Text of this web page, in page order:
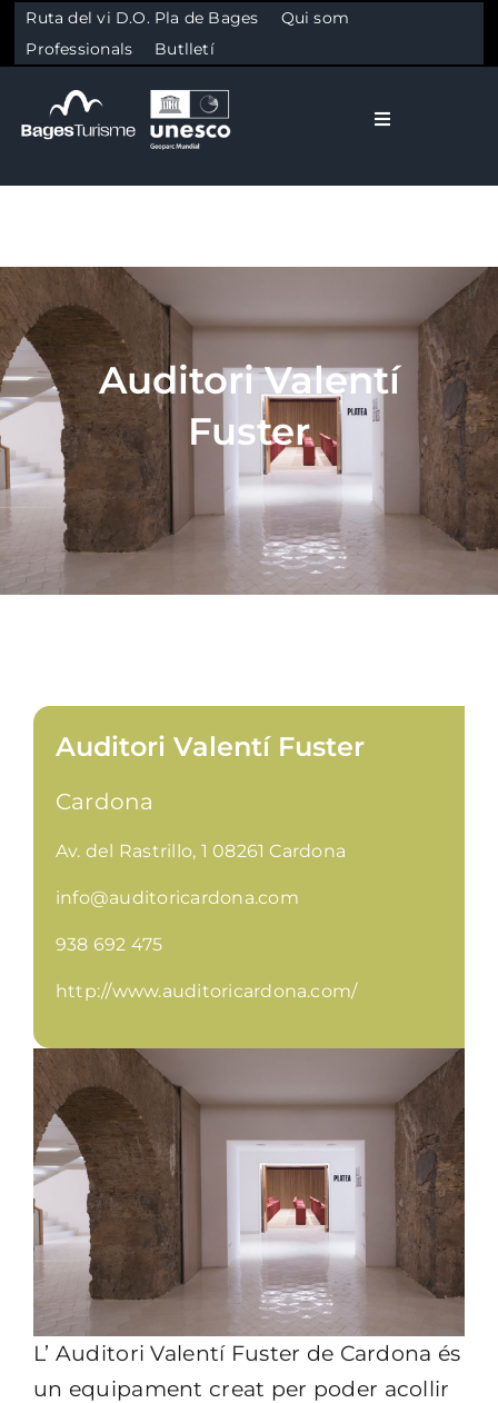
Skip to content
Ruta del vi D.O. Pla de Bages
Qui som
Professionals
Butlletí
Toggle
Cultura
Gastronomia
Planifica
Auditori Valentí
Fuster
Auditori Valentí Fuster
Cardona
Av. del Rastrillo, 1 08261 Cardona
info@auditoricardona.com
938 692 475
http://www.auditoricardona.com/
L’ Auditori Valentí Fuster de Cardona és
un equipament creat per poder acollir